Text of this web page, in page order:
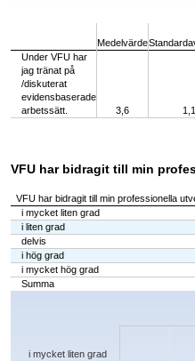
Medelvärde
Under VFU har
jag tränat på
/diskuterat
evidensbaserade
arbetssätt.
3,6 1,1
VFU har bidragit till min
VFU har bidragit till min professionella
i mycket liten grad
i liten grad
delvis
i hög grad
i mycket hög grad
Summa
Chart
The chart has 1 X axis displaying
i mycket liten grad